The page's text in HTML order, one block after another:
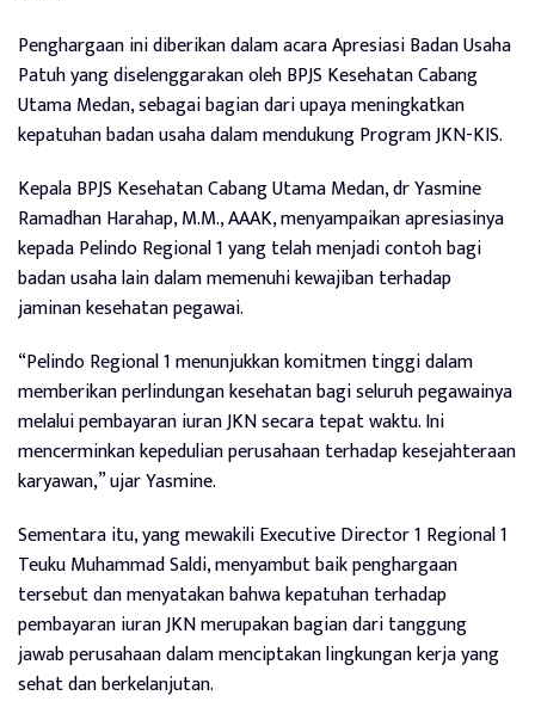
Penghargaan ini diberikan dalam acara Apresiasi Badan Usaha
Patuh yang diselenggarakan oleh BPJS Kesehatan Cabang
Utama Medan, sebagai bagian dari upaya meningkatkan
kepatuhan badan usaha dalam mendukung Program JKN-KIS.
Kepala BPJS Kesehatan Cabang Utama Medan, dr Yasmine
Ramadhan Harahap, M.M., AAAK, menyampaikan apresiasinya
kepada Pelindo Regional 1 yang telah menjadi contoh bagi
badan usaha lain dalam memenuhi kewajiban terhadap
jaminan kesehatan pegawai.
“Pelindo Regional 1 menunjukkan komitmen tinggi dalam
memberikan perlindungan kesehatan bagi seluruh pegawainya
melalui pembayaran iuran JKN secara tepat waktu. Ini
mencerminkan kepedulian perusahaan terhadap kesejahteraan
karyawan,” ujar Yasmine.
Sementara itu, yang mewakili Executive Director 1 Regional 1
Teuku Muhammad Saldi, menyambut baik penghargaan
tersebut dan menyatakan bahwa kepatuhan terhadap
pembayaran iuran JKN merupakan bagian dari tanggung
jawab perusahaan dalam menciptakan lingkungan kerja yang
sehat dan berkelanjutan.